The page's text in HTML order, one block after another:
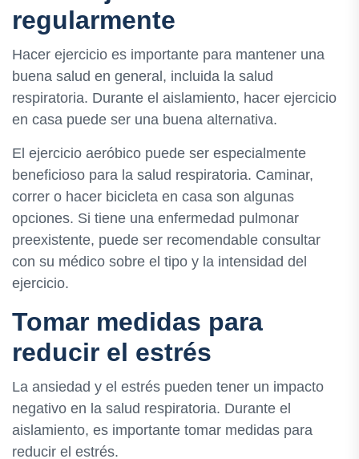
regularmente
Hacer ejercicio es importante para mantener una
buena salud en general, incluida la salud
respiratoria. Durante el aislamiento, hacer ejercicio
en casa puede ser una buena alternativa.
El ejercicio aeróbico puede ser especialmente
beneficioso para la salud respiratoria. Caminar,
correr o hacer bicicleta en casa son algunas
opciones. Si tiene una enfermedad pulmonar
preexistente, puede ser recomendable consultar
con su médico sobre el tipo y la intensidad del
ejercicio.
Tomar medidas para
reducir el estrés
La ansiedad y el estrés pueden tener un impacto
negativo en la salud respiratoria. Durante el
aislamiento, es importante tomar medidas para
reducir el estrés.